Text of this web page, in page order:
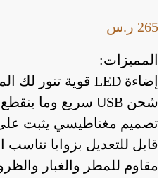
265 ر.س
المميزات:
إضاءة LED قوية تنور لك المكان بوضوح.
شحن USB سريع وما ينقطع بسهولة.
تصميم مغناطيسي يثبت
قابل للتعديل بزوايا تناسب
مقاوم للمطر والغبار